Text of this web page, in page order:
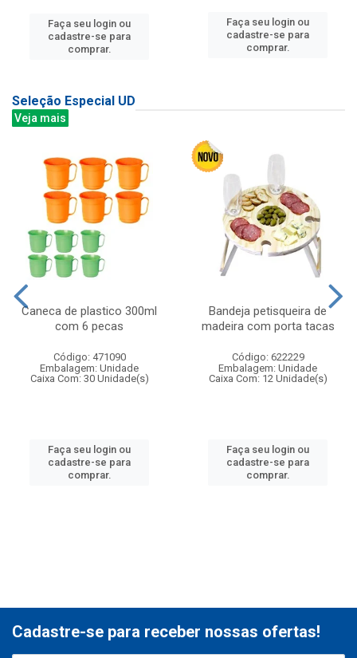
Faça seu login ou
cadastre-se para
comprar.
Faça seu login ou
cadastre-se para
comprar.
Seleção Especial UD
Veja mais
Caneca de plastico 300ml
com 6 pecas
Código: 471090
Embalagem: Unidade
Caixa Com: 30 Unidade(s)
Faça seu login ou
cadastre-se para
comprar.
Bandeja petisqueira de
madeira com porta tacas
Código: 622229
Embalagem: Unidade
Caixa Com: 12 Unidade(s)
Faça seu login ou
cadastre-se para
comprar.
Cadastre-se para receber nossas ofertas!